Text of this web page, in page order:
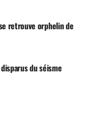
retrouve orphelin de
du séisme